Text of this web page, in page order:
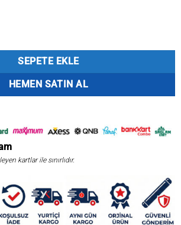
HD4 Braid 300 m 0,22 mm 33 lbs 15 kg Grey
SEPETE EKLE
HEMEN SATIN AL
kartlar ile sınırlıdır.